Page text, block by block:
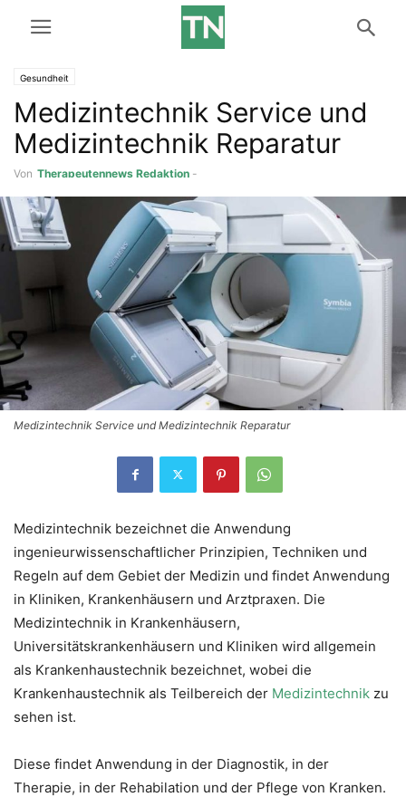
Gesundheit
Medizintechnik Service und
Medizintechnik Reparatur
Von Therapeutennews Redaktion -
Medizintechnik Service und Medizintechnik Reparatur
Medizintechnik bezeichnet die Anwendung
ingenieurwissenschaftlicher Prinzipien, Techniken und
Regeln auf dem Gebiet der Medizin und findet Anwendung
in Kliniken, Krankenhäusern und Arztpraxen. Die
Medizintechnik in Krankenhäusern,
Universitätskrankenhäusern und Kliniken wird allgemein
als Krankenhaustechnik bezeichnet, wobei die
Krankenhaustechnik als Teilbereich der Medizintechnik zu
sehen ist.
Diese findet Anwendung in der Diagnostik, in der
Therapie, in der Rehabilation und der Pflege von Kranken.